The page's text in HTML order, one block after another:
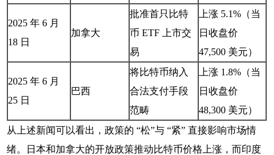
2025 年 6 月
18 日
加拿大
批准首只比特
币 ETF 上市交
易
上涨 5.1%（当
日收盘价
47,500 美元）
2025 年 6 月
25 日
巴西
将比特币纳入
合法支付手段
范畴
上涨 1.8%（当
日收盘价
48,300 美元）
从上述新闻可以看出，政策的 “松”与 “紧” 直接影响市场情
绪。日本和加拿大的开放政策推动比特币价格上涨，而印度